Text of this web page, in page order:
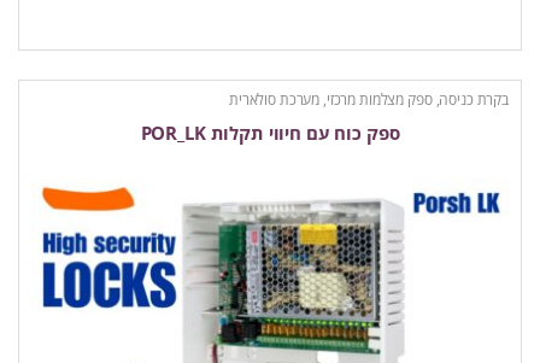
בקרת כניסה,ספק מצלמות מרכזי, מערכת סולארית
ספק כוח עם חיווי תקלות POR_LK